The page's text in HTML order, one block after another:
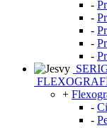
-
-
-
-
-
+
-
-